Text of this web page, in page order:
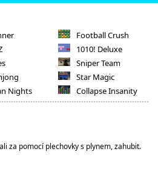
Nights
Football Crush
1010! Deluxe
Sniper Team
Star Magic
Collapse Insanity
za pomocí plechovky s plynem, zahubit.